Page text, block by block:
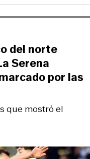
que mostró el
del norte
Serena
por las